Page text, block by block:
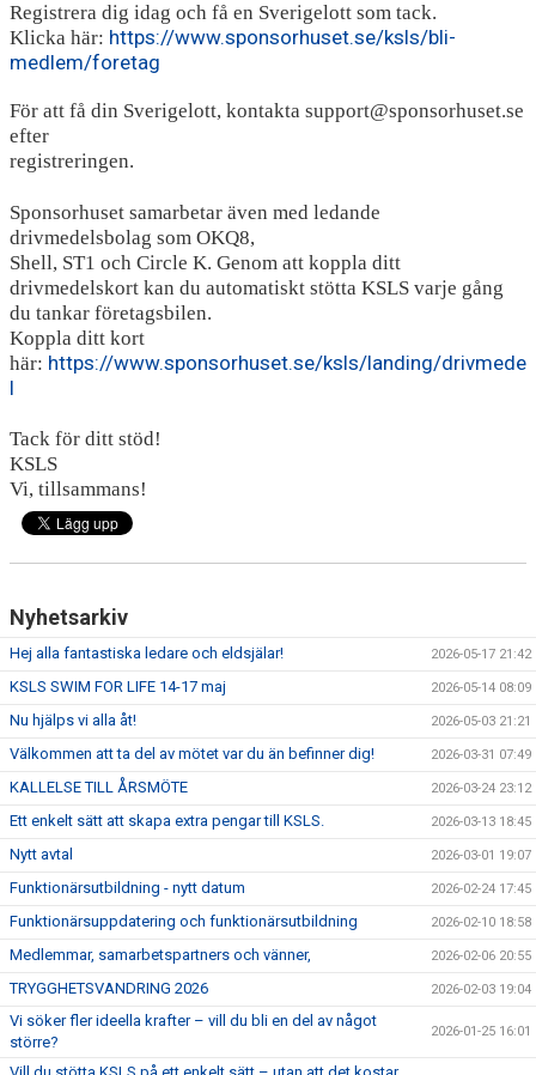
VERKSAMHETSHANDBOK
WALL OF MEMORIES
Registrera dig idag och få en Sverigelott som tack.
Klicka här: https://www.sponsorhuset.se/ksls/bli-
medlem/foretag
För att få din Sverigelott, kontakta support@sponsorhuset.se
efter
registreringen.
Sponsorhuset samarbetar även med ledande
drivmedelsbolag som OKQ8,
Shell, ST1 och Circle K. Genom att koppla ditt
drivmedelskort kan du automatiskt stötta KSLS varje gång
du tankar företagsbilen.
Koppla ditt kort
här: https://www.sponsorhuset.se/ksls/landing/drivmede
l
Tack för ditt stöd!
KSLS
Vi, tillsammans!
Nyhetsarkiv
Hej alla fantastiska ledare och eldsjälar! 2026-05-17 21:42
KSLS SWIM FOR LIFE 14-17 maj 2026-05-14 08:09
Nu hjälps vi alla åt! 2026-05-03 21:21
Välkommen att ta del av mötet var du än befinner dig! 2026-03-31 07:49
KALLELSE TILL ÅRSMÖTE 2026-03-24 23:12
Ett enkelt sätt att skapa extra pengar till KSLS. 2026-03-13 18:45
Nytt avtal 2026-03-01 19:07
Funktionärsutbildning - nytt datum 2026-02-24 17:45
Funktionärsuppdatering och funktionärsutbildning 2026-02-10 18:58
Medlemmar, samarbetspartners och vänner, 2026-02-06 20:55
TRYGGHETSVANDRING 2026 2026-02-03 19:04
Vi söker fler ideella krafter – vill du bli en del av något
större?
2026-01-25 16:01